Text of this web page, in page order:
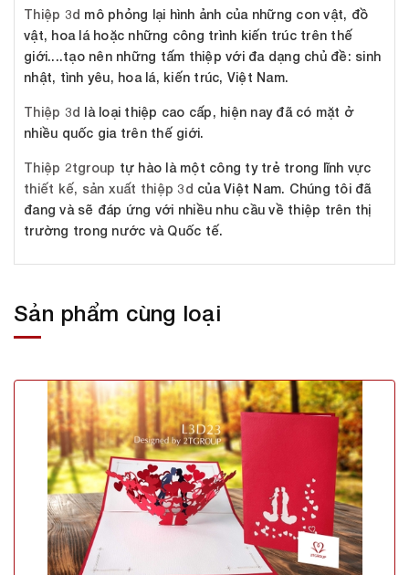
Thiệp 3d mô phỏng lại hình ảnh của những con vật, đồ
vật, hoa lá hoặc những công trình kiến trúc trên thế
giới....tạo nên những tấm thiệp với đa dạng chủ đề: sinh
nhật, tình yêu, hoa lá, kiến trúc, Việt Nam.
Thiệp 3d là loại thiệp cao cấp, hiện nay đã có mặt ở
nhiều quốc gia trên thế giới.
Thiệp 2tgroup tự hào là một công ty trẻ trong lĩnh vực
thiết kế, sản xuất thiệp 3d của Việt Nam. Chúng tôi đã
đang và sẽ đáp ứng với nhiều nhu cầu về thiệp trên thị
trường trong nước và Quốc tế.
Sản phẩm cùng loại